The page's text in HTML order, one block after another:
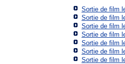
Sortie de film
Sortie de film
Sortie de film
Sortie de film
Sortie de film
Sortie de film
Sortie de film